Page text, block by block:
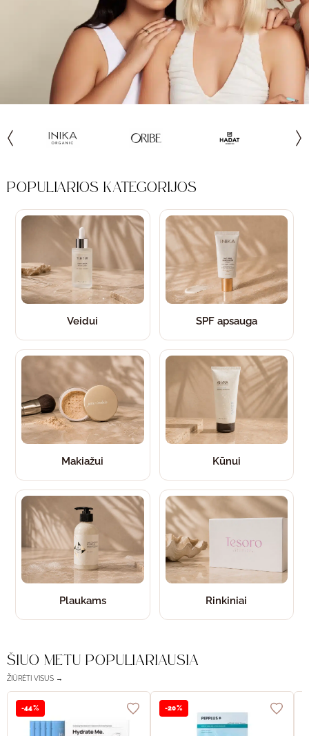
POPULIARIOS KATEGORIJOS
Veidui SPF apsauga
Makiažui Kūnui
Plaukams Rinkiniai
ŠIUO METU POPULIARIAUSIA
ŽIŪRĖTI VISUS →
-44% -20%